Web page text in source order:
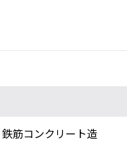
鉄筋コンクリート造